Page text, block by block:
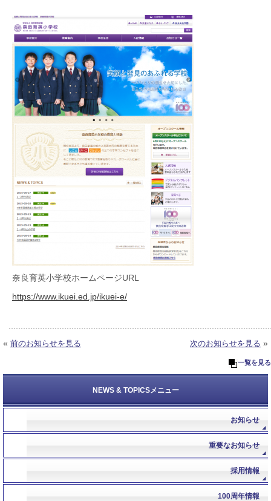
奈良育英小学校ホームページURL
https://www.ikuei.ed.jp/ikuei-e/
« 前のお知らせを見る 次のお知らせを見る »
一覧を見る
NEWS & TOPICSメニュー
お知らせ
重要なお知らせ
採用情報
100周年情報